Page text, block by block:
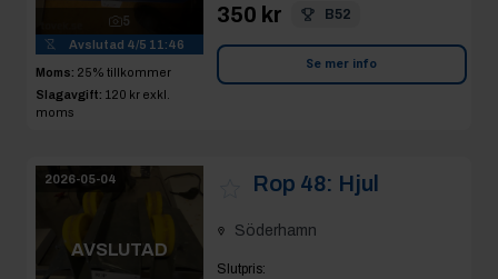
5
Avslutad 4/5 11:46
Moms: 25% tillkommer
Slagavgift: 120 kr exkl.
moms
350 kr B52
Se mer info
2026-05-04
AVSLUTAD
Rop 48: Hjul
Söderhamn
Slutpris: